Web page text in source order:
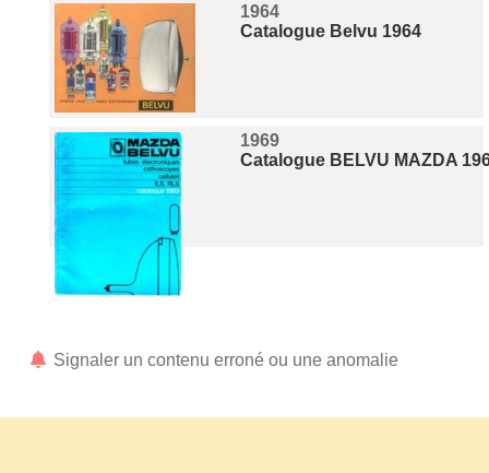
1964
Catalogue Belvu 1964
1969
Catalogue BELVU MAZDA
Signaler un contenu erroné ou une anomalie